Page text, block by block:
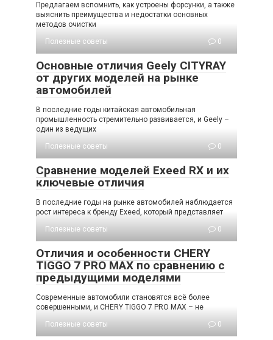
Предлагаем вспомнить, как устроены форсунки, а также
выяснить преимущества и недостатки основных
методов очистки
Полезные советы
0
Основные отличия Geely CITYRAY
от других моделей на рынке
автомобилей
В последние годы китайская автомобильная
промышленность стремительно развивается, и Geely –
один из ведущих
Полезные советы
0
Сравнение моделей Exeed RX и их
ключевые отличия
В последние годы на рынке автомобилей наблюдается
рост интереса к бренду Exeed, который представляет
Полезные советы
0
Отличия и особенности CHERY
TIGGO 7 PRO MAX по сравнению с
предыдущими моделями
Современные автомобили становятся всё более
совершенными, и CHERY TIGGO 7 PRO MAX – не
Полезные советы
0